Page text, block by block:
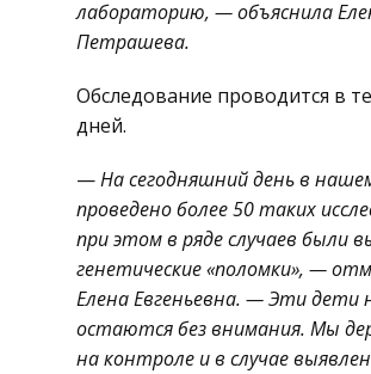
лабораторию, — объяснила
Петрашева.
Обследование проводится в
дней.
—На сегодняшний день в
проведено более 50 таких
при этом в ряде случаев были
генетические «поломки», —
Елена Евгеньевна. — Эти дети
остаются без внимания. Мы
на контроле и в случае